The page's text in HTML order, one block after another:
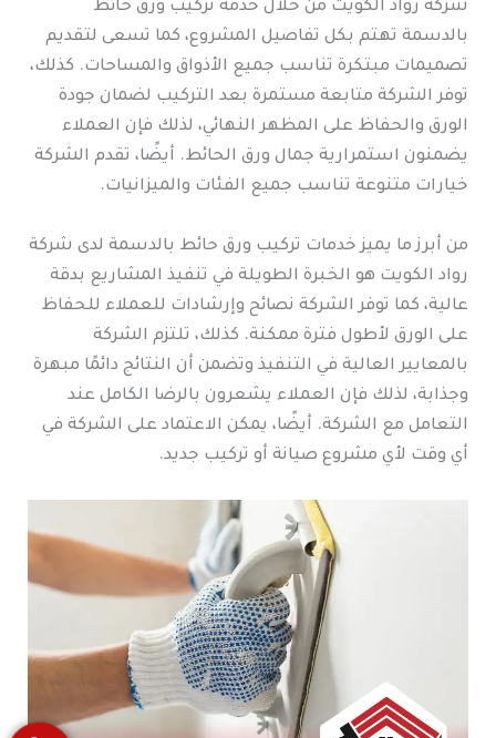
شركة رواد الكويت من خلال خدمة تركيب ورق حائط
بالدسمة تهتم بكل تفاصيل المشروع، كما تسعى لتقديم
تصميمات مبتكرة تناسب جميع الأذواق والمساحات. كذلك،
توفر الشركة متابعة مستمرة بعد التركيب لضمان جودة
الورق والحفاظ على المظهر النهائي، لذلك فإن العملاء
يضمنون استمرارية جمال ورق الحائط. أيضًا، تقدم الشركة
خيارات متنوعة تناسب جميع الفئات والميزانيات.
من أبرز ما يميز خدمات تركيب ورق حائط بالدسمة لدى شركة
رواد الكويت هو الخبرة الطويلة في تنفيذ المشاريع بدقة
عالية، كما توفر الشركة نصائح وإرشادات للعملاء للحفاظ
على الورق لأطول فترة ممكنة. كذلك، تلتزم الشركة
بالمعايير العالية في التنفيذ وتضمن أن النتائج دائمًا مبهرة
وجذابة، لذلك فإن العملاء يشعرون بالرضا الكامل عند
التعامل مع الشركة. أيضًا، يمكن الاعتماد على الشركة في
أي وقت لأي مشروع صيانة أو تركيب جديد.